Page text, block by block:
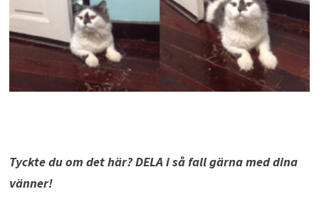
Tyckte du om det här? DELA i så fall gärna med dina
vänner!